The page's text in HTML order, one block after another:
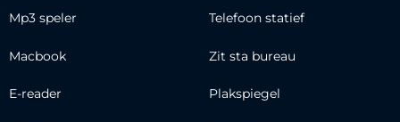
Mp3 speler
Macbook
E-reader
Telefoon statief
Zit sta bureau
Plakspiegel